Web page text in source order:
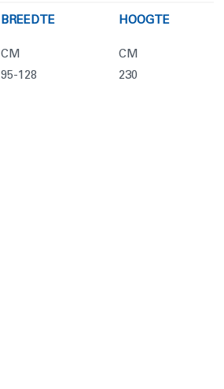
BREEDTE
CM
95-128
HOOGTE
CM
230